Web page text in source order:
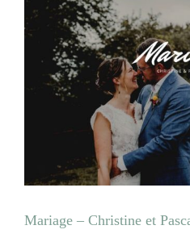
Mariage – Christine et